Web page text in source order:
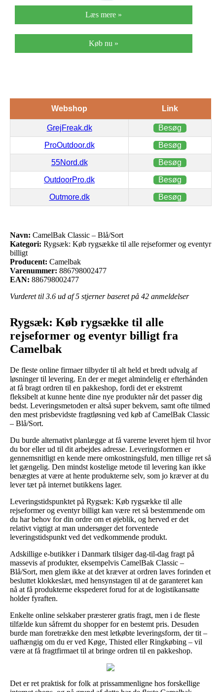
Læs mere »
Køb nu »
Webshop Link
GrejFreak.dk Besøg
ProOutdoor.dk Besøg
55Nord.dk Besøg
OutdoorPro.dk Besøg
Outmore.dk Besøg
Navn: CamelBak Classic – Blå/Sort
Kategori: Rygsæk: Køb rygsække til alle rejseformer og eventyr
billigt
Producent: Camelbak
Varenummer: 886798002477
EAN: 886798002477
Vurderet til 3.6 ud af 5 stjerner baseret på 42 anmeldelser
Rygsæk: Køb rygsække til alle
rejseformer og eventyr billigt fra
Camelbak
De fleste online firmaer tilbyder til alt held et bredt udvalg af
løsninger til levering. En der er meget almindelig er efterhånden
at få bragt ordren til en pakkeshop, fordi det er ekstremt
fleksibelt at kunne hente dine nye produkter når det passer dig
bedst. Leveringsmetoden er altså super bekvem, samt ofte tilmed
den mest prisbevidste fragtløsning ved køb af CamelBak Classic
– Blå/Sort.
Du burde alternativt planlægge at få varerne leveret hjem til hvor
du bor eller ud til dit arbejdes adresse. Leveringsformen er
gennemsnitligt en kende mere omkostningsfuld, men tillige ret så
let gængelig. Den mindst kostelige metode til levering kan ikke
benægtes at være at hente produkterne selv, som jo kræver at du
lever tæt på internet butikkens lager.
Leveringstidspunktet på Rygsæk: Køb rygsække til alle
rejseformer og eventyr billigt kan være ret så bestemmende om
du har behov for din ordre om et øjeblik, og herved er det
relativt vigtigt at man undersøger det forventede
leveringstidspunkt ved det vedkommende produkt.
Adskillige e-butikker i Danmark tilsiger dag-til-dag fragt på
massevis af produkter, eksempelvis CamelBak Classic –
Blå/Sort, men glem ikke at det kræver at ordren laves forinden et
besluttet klokkeslæt, med hensynstagen til at de garanteret kan
nå at få produkterne ekspederet forud for at de logistikansatte
holder fyraften.
Enkelte online selskaber præsterer gratis fragt, men i de fleste
tilfælde kun såfremt du shopper for en bestemt pris. Desuden
burde man foretrække den mest letkøbte leveringsform, der tit –
uafhængig om du er ved Køge, Thisted eller Ringkøbing – vil
være at få fragtfirmaet til at bringe ordren til en pakkeshop.
Det er ret praktisk for folk at prissammenligne hos forskellige